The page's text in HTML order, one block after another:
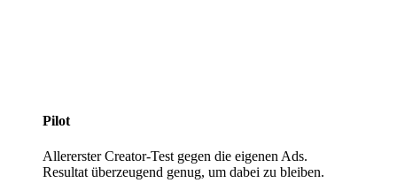
Pilot
Allererster Creator-Test gegen die eigenen Ads.
Resultat überzeugend genug, um dabei zu bleiben.